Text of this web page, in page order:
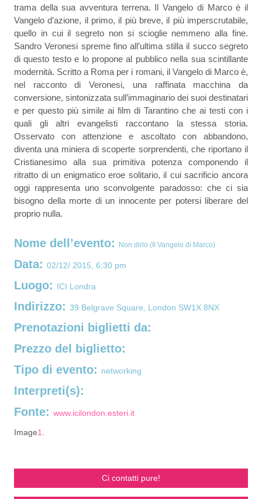
trama della sua avventura terrena. Il Vangelo di Marco è il
Vangelo d’azione, il primo, il più breve, il più imperscrutabile,
quello in cui il segreto non si scioglie nemmeno alla fine.
Sandro Veronesi spreme fino all’ultima stilla il succo segreto
di questo testo e lo propone al pubblico nella sua scintillante
modernità. Scritto a Roma per i romani, il Vangelo di Marco è,
nel racconto di Veronesi, una raffinata macchina da
conversione, sintonizzata sull’immaginario dei suoi destinatari
e per questo più simile ai film di Tarantino che ai testi con i
quali gli altri evangelisti raccontano la stessa storia.
Osservato con attenzione e ascoltato con abbandono,
diventa una miniera di scoperte sorprendenti, che riportano il
Cristianesimo alla sua primitiva potenza componendo il
ritratto di un enigmatico eroe solitario, il cui sacrificio ancora
oggi rappresenta uno sconvolgente paradosso: che ci sia
bisogno della morte di un innocente per potersi liberare del
proprio nulla.
Nome dell’evento: Non dirlo (Il Vangelo di Marco)
Data: 02/12/ 2015, 6:30 pm
Luogo: ICI Londra
Indirizzo: 39 Belgrave Square, London SW1X 8NX
Prenotazioni biglietti da:
Prezzo del biglietto:
Tipo di evento: networking
Interpreti(s):
Fonte: www.icilondon.esteri.it
Image1
Ci contatti pure!